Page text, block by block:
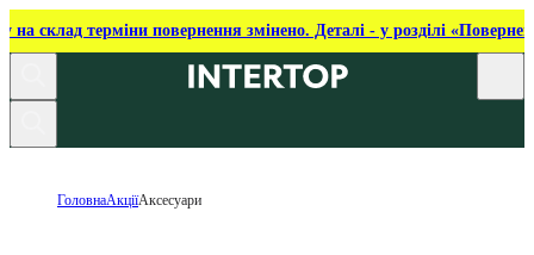
на склад терміни повернення змінено. Деталі - у розділі
ГоловнаАкціїАксесуари